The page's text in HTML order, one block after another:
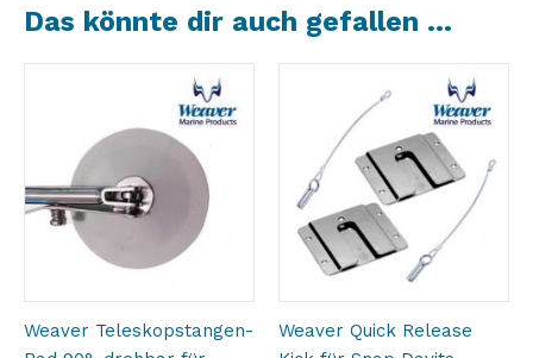
Das könnte dir auch gefallen …
Weaver Teleskopstangen-
Weaver Quick Release